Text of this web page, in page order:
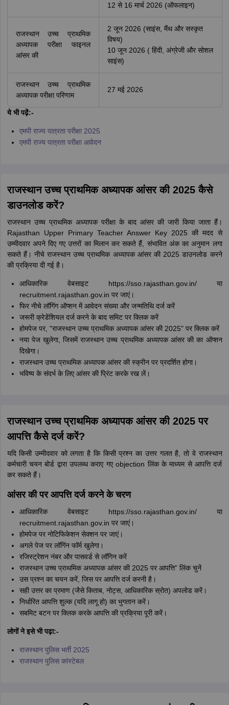
12 से 16 मार्च 2026 (ऑफलाइन)
राजस्थान उच्च प्राथमिक
अध्यापक परीक्षा फाइनल
आंसर की
2 जून 2026 (साइंस, मैंथ और सस्कृत
विषय)
10 जून 2026 ( हिंदी, अंग्रेजी और सोशल
साइंस)
राजस्थान उच्च प्राथमिक
अध्यापक परीक्षा परिणाम
27 मई 2026
ये भी पढ़ें:-
एमपी राज्य पात्रता परीक्षा 2025
एमपी राज्य पात्रता परीक्षा आवेदन
राजस्थान उच्च प्राथमिक अध्यापक आंसर की 2025 कैसे
डाउनलोड करें?
राजस्थान उच्च प्राथमिक अध्यापक परीक्षा के बाद आंसर की जारी किया जाता हैं।
Rajasthan Upper Primary Teacher Answer Key 2025 की मदद से
उम्मीदवार अपने दिए गए उत्तरों का मिलान कर सकते हैं, संभावित अंक का अनुमान लगा
सकते हैं। नीचे राजस्थान उच्च प्राथमिक अध्यापक आंसर की 2025 डाउनलोड करने
की प्रक्रिया दी गई है।
आधिकारिक वेबसाइट https://sso.rajasthan.gov.in/ या
recruitment.rajasthan.gov.in पर जाएं।
फिर नीचे लॉगिंग ऑप्शन में आवेदन संख्या और जन्मतिथि दर्ज करें
जरूरी क्रेडेंशियल दर्ज करने के बाद समिट पर क्लिक करें
होमपेज पर, "राजस्थान उच्च प्राथमिक अध्यापक आंसर की 2025" पर क्लिक करें
नया पेज खुलेगा, जिसमें राजस्थान उच्च प्राथमिक अध्यापक आंसर की का ऑप्शन
दिखेगा।
राजस्थान उच्च प्राथमिक अध्यापक आंसर की स्क्रीन पर प्रदर्शित होगा।
भविष्य के संदर्भ के लिए आंसर की प्रिंट करके रख लें।
राजस्थान उच्च प्राथमिक अध्यापक आंसर की 2025 पर
आपत्ति कैसे दर्ज करें?
यदि किसी उम्मीदवार को लगता है कि किसी प्रश्न का उत्तर गलत है, तो वे राजस्थान
कर्मचारी चयन बोर्ड द्वारा उपलब्ध कराए गए objection लिंक के माध्यम से आपत्ति दर्ज
कर सकते हैं।
आंसर की पर आपत्ति दर्ज करने के चरण
आधिकारिक वेबसाइट https://sso.rajasthan.gov.in/ या
recruitment.rajasthan.gov.in पर जाएं।
होमपेज पर नोटिफिकेशन सेक्शन पर जाएं।
अगले पेज पर लॉगिंन फॉर्म खुलेगा।
रजिस्ट्रेशन नंबर और पासवर्ड से लॉगिन करें
राजस्थान उच्च प्राथमिक अध्यापक आंसर की 2025 पर आपत्ति” लिंक चुनें
उस प्रश्न का चयन करें, जिस पर आपत्ति दर्ज करनी है।
सही उत्तर का प्रमाण (जैसे किताब, नोट्स, आधिकारिक स्रोत) अपलोड करें।
निर्धारित आपत्ति शुल्क (यदि लागू हो) का भुगतान करें।
सबमिट बटन पर क्लिक करके आपत्ति की प्रक्रिया पूरी करें।
लोगों ने इसे भी पढ़ा:-
राजस्थान पुलिस भर्ती 2025
राजस्थान पुलिस कांस्टेबल